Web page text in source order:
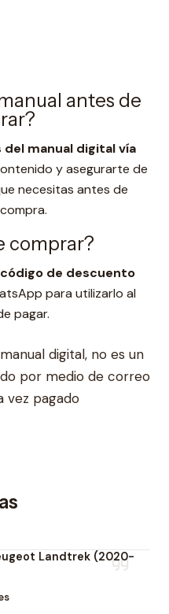
antes de
manual digital vía
y asegurarte de
necesitas antes de
comprar?
código de descuento
para utilizarlo al
pagar.
digital, no es un
por medio de correo
vez pagado
Landtrek (2020-